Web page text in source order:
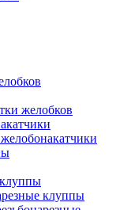
желобков
клуппы